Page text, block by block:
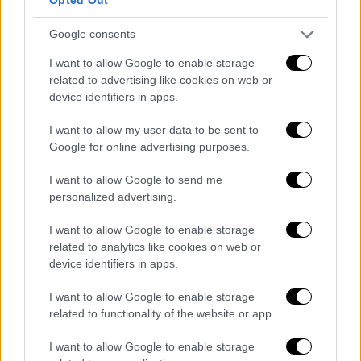
Google consents
I want to allow Google to enable storage
related to advertising like cookies on web or
device identifiers in apps.
I want to allow my user data to be sent to
Google for online advertising purposes.
I want to allow Google to send me
personalized advertising.
I want to allow Google to enable storage
related to analytics like cookies on web or
device identifiers in apps.
I want to allow Google to enable storage
related to functionality of the website or app.
I want to allow Google to enable storage
συγκεκριμένων υπηρεσιών, προνομίων και
δυνατοτήτων ανά κατηγορία δικαιούχων
σύμφωνα με την παρ. 4.
Η ακαδημαϊκή ταυτότητα εκδίδεται σε
ταυτότητας της παρ. 2 δύνανται να
τηρούνται και σε ψηφιακή μορφή μέσω
ειδικής ηλεκτρονικής εφαρμογής του
άρθρου 80 του ν. 4954/2022 (A’ 136), περί του
άντληση των στοιχείων γίνεται κατόπιν
αυθεντικοποίησης του φυσικού προσώπου,
184) και με τη χρήση δεύτερου παράγοντα
αυθεντικοποίησης, από το Μητρώο
ακαδημαϊκών ταυτοτήτων που τηρείται από